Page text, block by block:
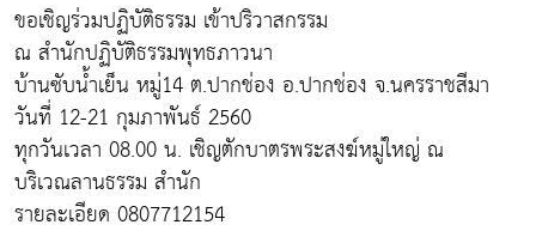
ขอเชิญร่วมปฏิบัติธรรม เข้าปริวาสกรรม
ณ สำนักปฏิบัติธรรมพุทธภาวนา
บ้านซับน้ำเย็น หมู่14 ต.ปากช่อง อ.ปากช่อง จ.นครราชสีมา
วันที่ 12-21 กุมภาพันธ์ 2560
ทุกวันเวลา 08.00 น. เชิญตักบาตรพระสงฆ์หมู่ใหญ่ ณ
บริเวณลานธรรม สำนัก
รายละเอียด 0807712154